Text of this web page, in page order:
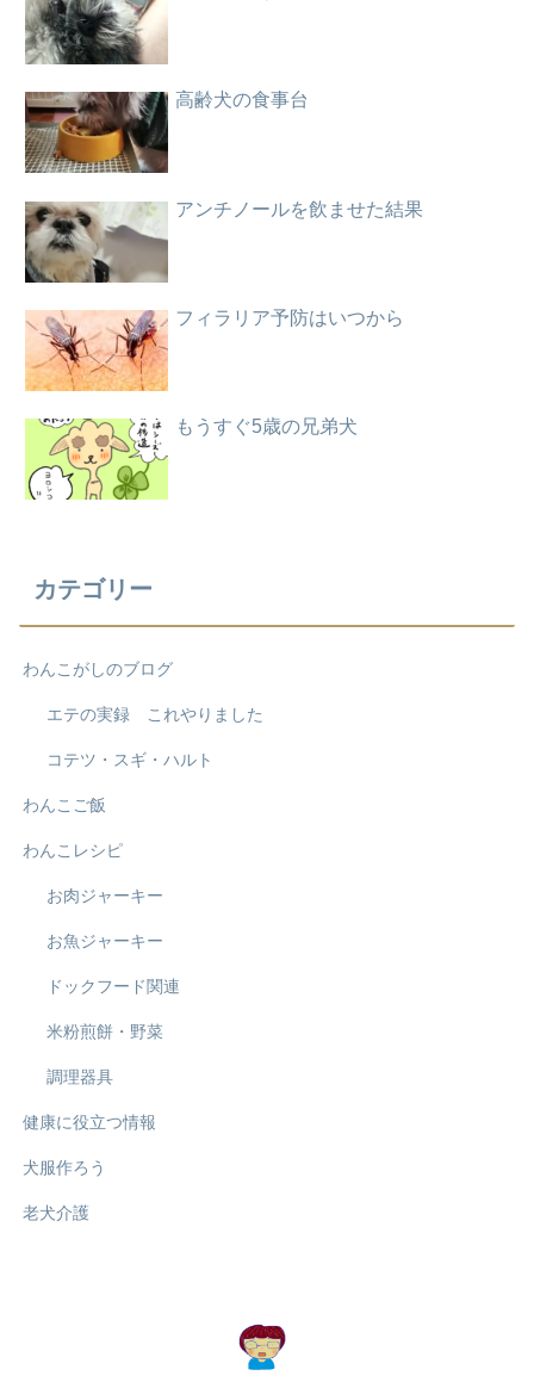
高齢犬の食事台
アンチノールを飲ませた結果
フィラリア予防はいつから
もうすぐ5歳の兄弟犬
カテゴリー
わんこがしのブログ
エテの実録 これやりました
コテツ・スギ・ハルト
わんこご飯
わんこレシピ
お肉ジャーキー
お魚ジャーキー
ドックフード関連
米粉煎餅・野菜
調理器具
健康に役立つ情報
犬服作ろう
老犬介護